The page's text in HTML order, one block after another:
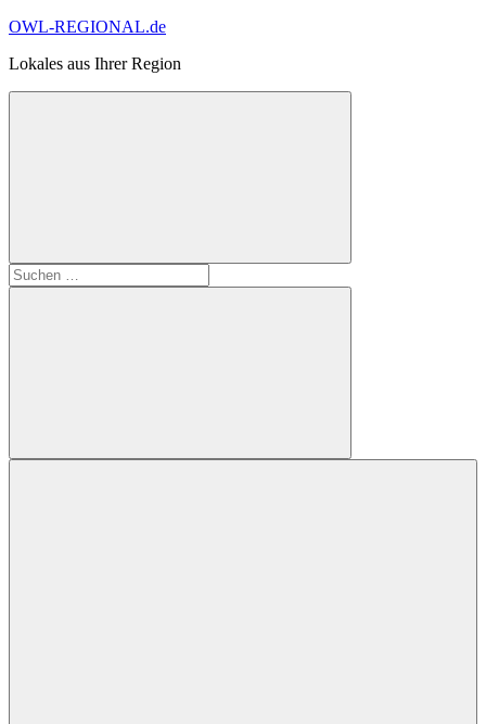
Zum
springen
OWL-REGIONAL.de
Lokales aus Ihrer Region
Suchformular
öffnen
Suchen
nach:
Suchen